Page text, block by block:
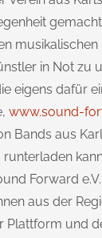
in Not zu
eigens dafür
www.sound-
Bands aus
runterladen
Forward
aus der
Plattform und